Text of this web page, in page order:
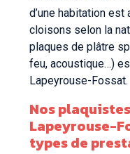
d’une habitation
cloisons selon la
plaques de plâtre
feu, acoustique…)
Lapeyrouse-Fossat.
Nos
Lapeyrouse-
types de